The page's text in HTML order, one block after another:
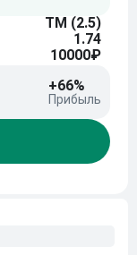
ТМ (2.5)
1.74
10000₽
+66%
Прибыль